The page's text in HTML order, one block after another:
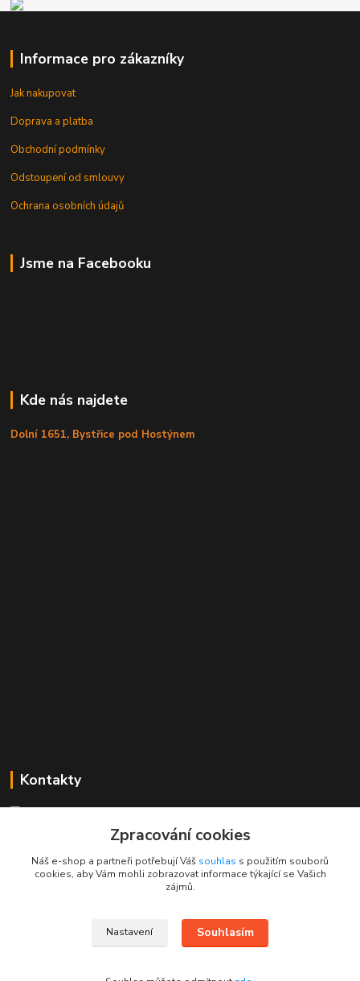
Informace pro zákazníky
Jak nakupovat
Doprava a platba
Obchodní podmínky
Odstoupení od smlouvy
Ochrana osobních údajů
Jsme na Facebooku
Kde nás najdete
Dolní 1651, Bystřice pod Hostýnem
Kontakty
+420 725 613 837
info@rajklubicek.cz
Zpracování cookies
Náš e-shop a partneři potřebují Váš souhlas s použitím souborů
cookies, aby Vám mohli zobrazovat informace týkající se Vašich
zájmů.
Nastavení Souhlasím